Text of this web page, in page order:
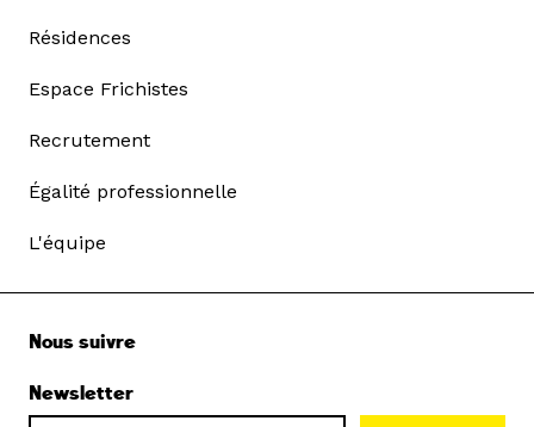
Résidences
Espace Frichistes
Recrutement
Égalité professionnelle
L'équipe
Nous suivre
Newsletter